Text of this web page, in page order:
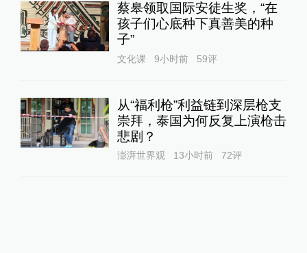
蔡皋领取国际安徒生奖，“在
孩子们心底种下真善美的种
子”
文化课 9小时前 59评
从“福利枪”利益链到深层枪支
崇拜，泰国为何反复上演枪击
悲剧？
澎湃世界观 13小时前 72评